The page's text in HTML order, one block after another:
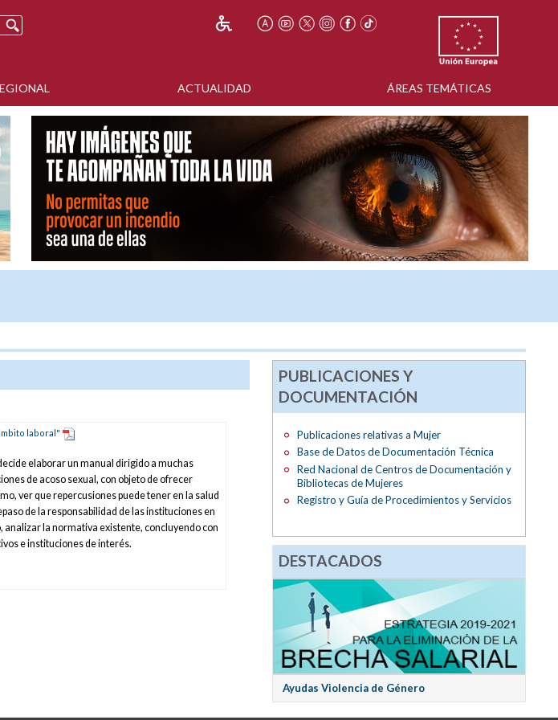
ACTUALIDAD ÁREAS TEMÁTICAS
laboral"
elaborar un manual dirigido a muchas
de acoso sexual, con objeto de ofrecer
ver que repercusiones puede tener en la salud
de la responsabilidad de las instituciones en
analizar la normativa existente, concluyendo con
e instituciones de interés.
PUBLICACIONES Y
DOCUMENTACIÓN
Publicaciones relativas a Mujer
Base de Datos de Documentación Técnica
Red Nacional de Centros de Documentación y
Bibliotecas de Mujeres
Registro y Guía de Procedimientos y Servicios
DESTACADOS
Ayudas Violencia de Género